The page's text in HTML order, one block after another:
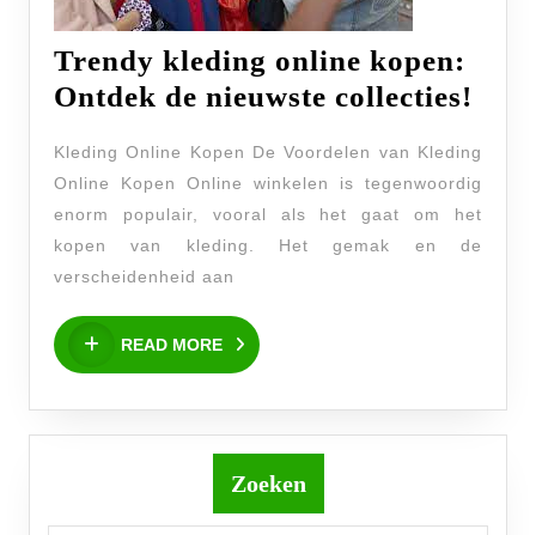
Trendy kleding online kopen:
Ontdek de nieuwste collecties!
Kleding Online Kopen De Voordelen van Kleding
Online Kopen Online winkelen is tegenwoordig
enorm populair, vooral als het gaat om het
kopen van kleding. Het gemak en de
verscheidenheid aan
READ MORE
READ
MORE
Zoeken